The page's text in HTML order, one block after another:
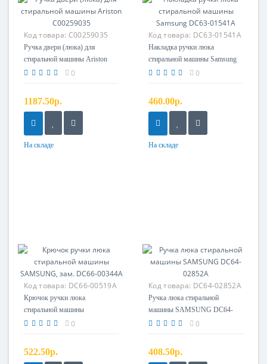
Код товара: C00259035
Ручка двери (люка) для
стиральной машины Ariston
C00259035
0
1187.50р.
На складе
Код товара: DC63-01541A
Накладка ручки люка
стиральной машины Samsung
DC63-01541A 0
460.00р.
На складе
Код товара: DC66-00519A
Крючок ручки люка
стиральной машины
SAMSUNG, зам. DC66-
0
522.50р.
Код товара: DC64-02852A
Ручка люка стиральной
машины SAMSUNG DC64-
02852A
0
408.50р.